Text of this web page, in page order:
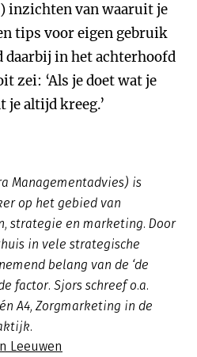
inzichten van waaruit je
tips voor eigen gebruik
in het achterhoofd
zei: ‘Als je doet wat je
je altijd kreeg.’
Managementadvies) is
op het gebied van
strategie en marketing. Door
in vele strategische
belang van de ‘de
factor. Sjors schreef o.a.
A4, Zorgmarketing in de
Leeuwen